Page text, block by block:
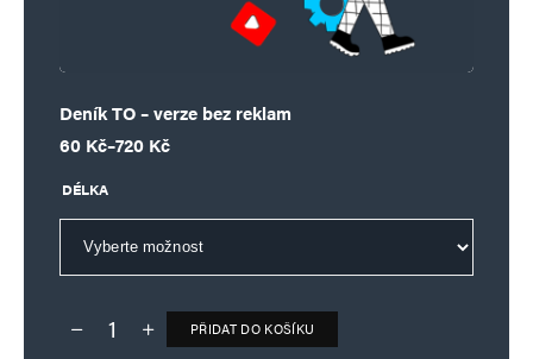
Deník TO – verze bez reklam
60 Kč–720 Kč
Rozpětí cen: 60 Kč až 720 Kč
DÉLKA
Deník TO – verze bez reklam množství
PŘIDAT DO KOŠÍKU